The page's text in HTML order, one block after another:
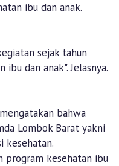
ibu dan anak.
sejak tahun
dan anak". Jelasnya.
bahwa
Lombok Barat yakni
kesehatan.
program kesehatan ibu